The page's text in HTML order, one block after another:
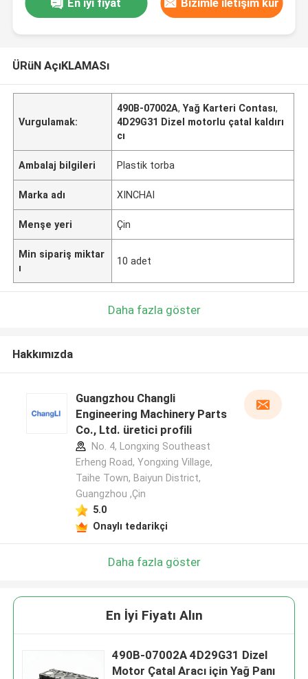
ÜRüN AçıKLAMASı
Vurgulamak:
490B-07002A,Yağ Karteri Contası,
4D29G31 Dizel motorlu çatal kaldırı
cı
Ambalaj bilgileri Plastik torba
Marka adı XINCHAI
Menşe yeri Çin
Min sipariş miktar
ı
10 adet
Daha fazla göster
Hakkımızda
Guangzhou Changli
Engineering Machinery Parts
Co., Ltd. üretici profili
No. 4, Longxing Southeast
Erheng Road, Yongxing Village,
Taihe Town, Baiyun District,
Guangzhou ,Çin
5.0
Onaylı tedarikçi
Daha fazla göster
En İyi Fiyatı Alın
490B-07002A 4D29G31 Dizel
Motor Çatal Aracı için Yağ Panı